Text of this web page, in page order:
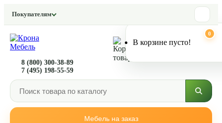
Покупателям
Мебель на заказ
8 (800) 300-38-89
7 (495) 198-55-59
0
В корзине пусто!